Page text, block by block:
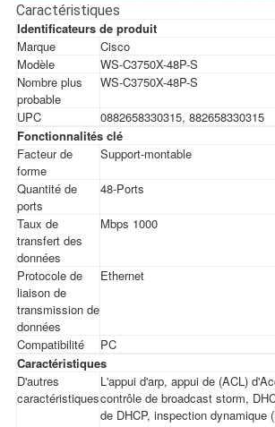
Caractéristiques
Identificateurs de produit
Marque
Cisco
Modèle
WS-C3750X-48P-S
Nombre plus
probable
WS-C3750X-48P-S
UPC
0882658330315, 882658330315
Fonctionnalités clé
Facteur de
forme
Support-montable
Quantité de
ports
48-Ports
Taux de
transfert des
données
Mbps 1000
Protocole de
liaison de
transmission de
données
Ethernet
Compatibilité
PC
Caractéristiques
D'autres
caractéristiques
L'appui d'arp, appui de (ACL)
contrôle de broadcast storm,
de DHCP, inspection dynamique